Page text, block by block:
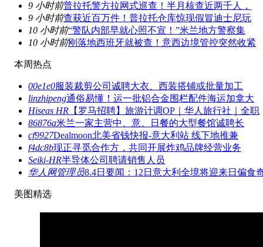
9 小时前普拉托警方拉网式巡查！半月核查近两千人，
9 小时前查获近百万件！普拉托仓库惊现假冒迪士尼玩
10 小时前“警队内部早就心照不宣！”米兰地方警察集
10 小时前刚落地西班牙就被查！意西边境管控突然收紧
本周热点
00e1e0服装裁剪公司诚聘大衣、西装搭铺或批量加工
linzhipeng通俗易懂！运一批铝合金围栏配件海运加拿大
Hiseas HR 【罗马招聘】旅游计调OP｜华人旅行社｜全职
86876a米兰一家主营中、意、日餐的大型餐馆诚聘长
cf9927Dealmoon北美省钱快报-意大利站 线下地推兼
f4dc8b现正寻觅合作方，共同开展炸鸡品牌经营业务
Seiki-HR半导体公司聘请销售人员
华人网管理员8.4日要闻：12日意大利全境将迎来日偏食
美图精选